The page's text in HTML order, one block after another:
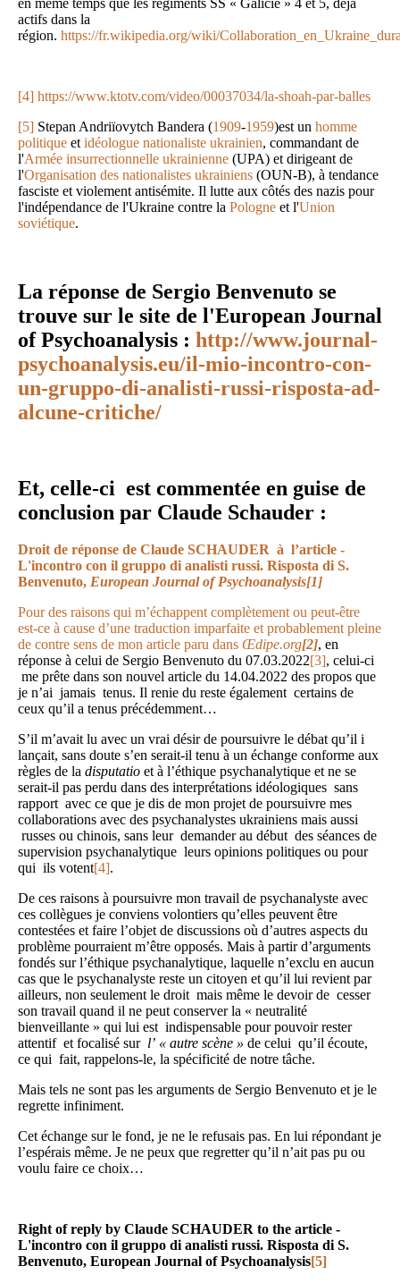
actifs dans la
région. https://fr.wikipedia.org/wiki/
[4] https://www.ktotv.com/video/00037034/la-shoah-par-balles
[5] Stepan Andriïovytch Bandera (1909-1959)est un homme
politique et idéologue nationaliste ukrainien, commandant de
l'Armée insurrectionnelle ukrainienne (UPA) et dirigeant de
l'Organisation des nationalistes ukrainiens (OUN-B), à tendance
fasciste et violement antisémite. Il lutte aux côtés des nazis pour
l'indépendance de l'Ukraine contre la Pologne et l'Union
soviétique.
La réponse de Sergio Benvenuto se
trouve sur le site de l'European Journal
of Psychoanalysis : http://www.journal-
psychoanalysis.eu/il-mio-incontro-con-
un-gruppo-di-analisti-russi-risposta-ad-
alcune-critiche/
Et, celle-ci est commentée en guise de
conclusion par Claude Schauder :
Droit de réponse de Claude SCHAUDER à l’article -
L'incontro con il gruppo di analisti russi. Risposta di S.
Benvenuto, European Journal of Psychoanalysis[1]
Pour des raisons qui m’échappent complètement ou peut-être
est-ce à cause d’une traduction imparfaite et probablement pleine
de contre sens de mon article paru dans Œdipe.org[2], en
réponse à celui de Sergio Benvenuto du 07.03.2022[3], celui-ci
me prête dans son nouvel article du 14.04.2022 des propos que
je n’ai jamais tenus. Il renie du reste également certains de
ceux qu’il a tenus précédemment…
S’il m’avait lu avec un vrai désir de poursuivre le débat qu’il i
lançait, sans doute s’en serait-il tenu à un échange conforme aux
règles de la disputatio et à l’éthique psychanalytique et ne se
serait-il pas perdu dans des interprétations idéologiques sans
rapport avec ce que je dis de mon projet de poursuivre mes
collaborations avec des psychanalystes ukrainiens mais aussi
russes ou chinois, sans leur demander au début des séances de
supervision psychanalytique leurs opinions politiques ou pour
qui ils votent[4].
De ces raisons à poursuivre mon travail de psychanalyste avec
ces collègues je conviens volontiers qu’elles peuvent être
contestées et faire l’objet de discussions où d’autres aspects du
problème pourraient m’être opposés. Mais à partir d’arguments
fondés sur l’éthique psychanalytique, laquelle n’exclu en aucun
cas que le psychanalyste reste un citoyen et qu’il lui revient par
ailleurs, non seulement le droit mais même le devoir de cesser
son travail quand il ne peut conserver la « neutralité
bienveillante » qui lui est indispensable pour pouvoir rester
attentif et focalisé sur l’ « autre scène » de celui qu’il écoute,
ce qui fait, rappelons-le, la spécificité de notre tâche.
Mais tels ne sont pas les arguments de Sergio Benvenuto et je le
regrette infiniment.
Cet échange sur le fond, je ne le refusais pas. En lui répondant je
l’espérais même. Je ne peux que regretter qu’il n’ait pas pu ou
voulu faire ce choix…
Right of reply by Claude SCHAUDER to the article -
L'incontro con il gruppo di analisti russi. Risposta di S.
Benvenuto, European Journal of Psychoanalysis[5]